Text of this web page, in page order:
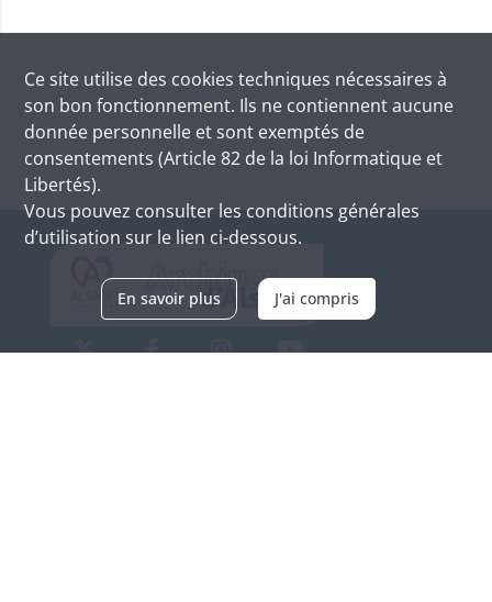
Ce site utilise des cookies techniques nécessaires à
son bon fonctionnement. Ils ne contiennent aucune
donnée personnelle et sont exemptés de
consentements (Article 82 de la loi Informatique et
Libertés).
Vous pouvez consulter les conditions générales
d’utilisation sur le lien ci-dessous.
En savoir plus J'ai compris